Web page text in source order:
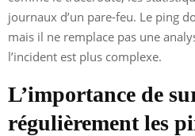
journaux d’un pare-feu. Le ping
mais il ne remplace pas une
l’incident est plus complexe.
L’importance de
régulièrement les